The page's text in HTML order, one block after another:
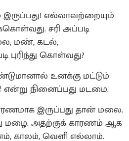
இருப்பது! எல்லாவற்றையும்
சரி அப்படி
மண், கடல்,
கொள்வது?
உனக்கு மட்டும்
நினைப்பது மடமை.
இருப்பது தான் மலை.
மழை. அதற்குக் காரணம் ஆக
காலம், வெளி எல்லாம்.